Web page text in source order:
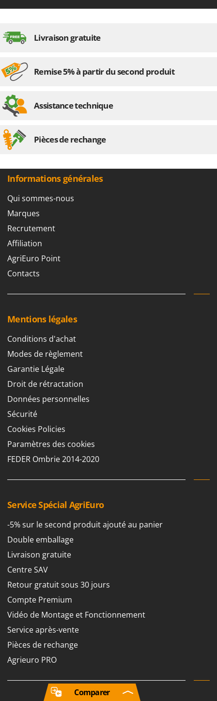
Livraison gratuite
Remise 5% à partir du second produit
Assistance technique
Pièces de rechange
Informations générales
Qui sommes-nous
Marques
Recrutement
Affiliation
AgriEuro Point
Contacts
Mentions légales
Conditions d'achat
Modes de règlement
Garantie Légale
Droit de rétractation
Données personnelles
Sécurité
Cookies Policies
Paramètres des cookies
FEDER Ombrie 2014-2020
Service Spécial AgriEuro
-5% sur le second produit ajouté au panier
Double emballage
Livraison gratuite
Centre SAV
Retour gratuit sous 30 jours
Compte Premium
Vidéo de Montage et Fonctionnement
Service après-vente
Pièces de rechange
Agrieuro PRO
Comparer